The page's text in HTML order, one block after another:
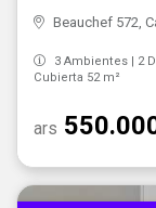
Beauchef 572,
3 Ambientes | 2
Cubierta 52 m²
ars